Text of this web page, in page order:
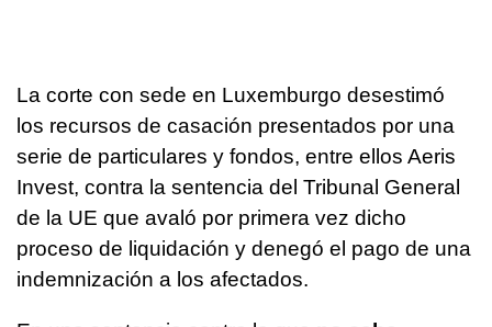
La corte con sede en Luxemburgo desestimó
los recursos de casación presentados por una
serie de particulares y fondos, entre ellos Aeris
Invest, contra la sentencia del Tribunal General
de la UE que avaló por primera vez dicho
proceso de liquidación y denegó el pago de una
indemnización a los afectados.